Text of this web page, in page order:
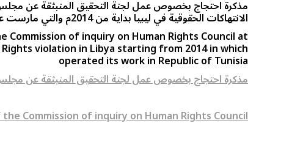
مذكرة احتجاج بخصوص عمل لجنة التحقيق المنبثقة عن
الانتهاكات الحقوقية في ليبيا بداية من 2014م والتي مارست عملها بجمهورية تونس.
of inquiry on Human Rights Council at
violation in Libya starting from 2014 in which
operated its work in Republic of Tunisia
مذكرة احتجاج بخصوص عمل لجنة التحقيق المنبثقة عن
Commission of inquiry on Human Rights Council